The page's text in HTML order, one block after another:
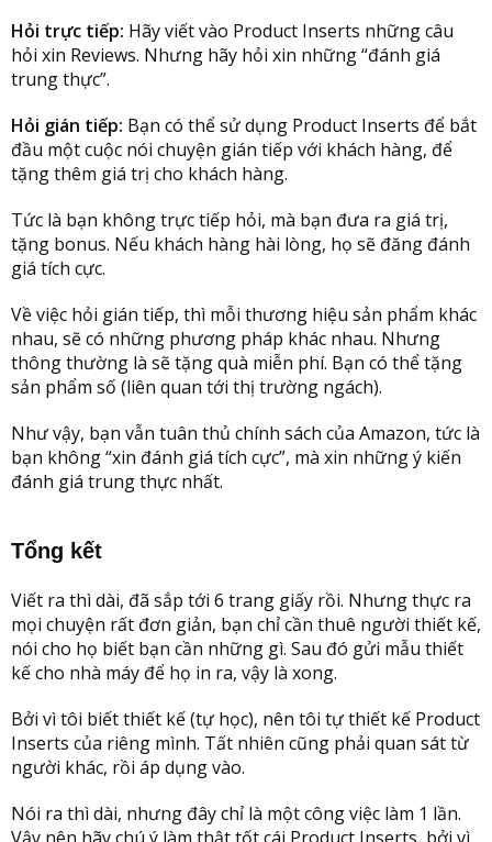
Hỏi trực tiếp: Hãy viết vào Product Inserts những câu
hỏi xin Reviews. Nhưng hãy hỏi xin những “đánh giá
trung thực”.
Hỏi gián tiếp: Bạn có thể sử dụng Product Inserts để bắt
đầu một cuộc nói chuyện gián tiếp với khách hàng, để
tặng thêm giá trị cho khách hàng.
Tức là bạn không trực tiếp hỏi, mà bạn đưa ra giá trị,
tặng bonus. Nếu khách hàng hài lòng, họ sẽ đăng đánh
giá tích cực.
Về việc hỏi gián tiếp, thì mỗi thương hiệu sản phẩm khác
nhau, sẽ có những phương pháp khác nhau. Nhưng
thông thường là sẽ tặng quà miễn phí. Bạn có thể tặng
sản phẩm số (liên quan tới thị trường ngách).
Như vậy, bạn vẫn tuân thủ chính sách của Amazon, tức là
bạn không “xin đánh giá tích cực”, mà xin những ý kiến
đánh giá trung thực nhất.
Tổng kết
Viết ra thì dài, đã sắp tới 6 trang giấy rồi. Nhưng thực ra
mọi chuyện rất đơn giản, bạn chỉ cần thuê người thiết kế,
nói cho họ biết bạn cần những gì. Sau đó gửi mẫu thiết
kế cho nhà máy để họ in ra, vậy là xong.
Bởi vì tôi biết thiết kế (tự học), nên tôi tự thiết kế Product
Inserts của riêng mình. Tất nhiên cũng phải quan sát từ
người khác, rồi áp dụng vào.
Nói ra thì dài, nhưng đây chỉ là một công việc làm 1 lần.
Vậy nên hãy chú ý làm thật tốt cái Product Inserts, bởi vì